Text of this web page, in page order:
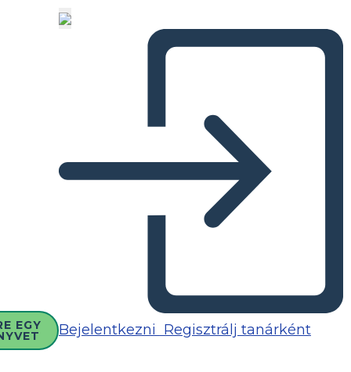
EGY Bejelentkezni Regisztrálj tanárként